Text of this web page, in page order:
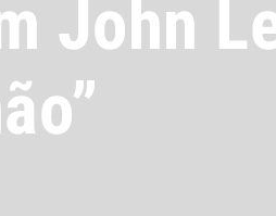
John